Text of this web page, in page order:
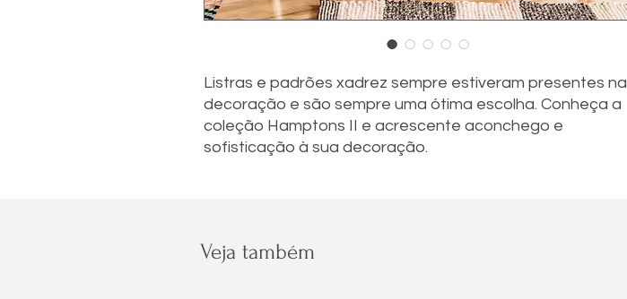
Listras e padrões xadrez sempre estiveram presentes na
decoração e são sempre uma ótima escolha. Conheça a
coleção Hamptons II e acrescente aconchego e
sofisticação à sua decoração.
Veja também